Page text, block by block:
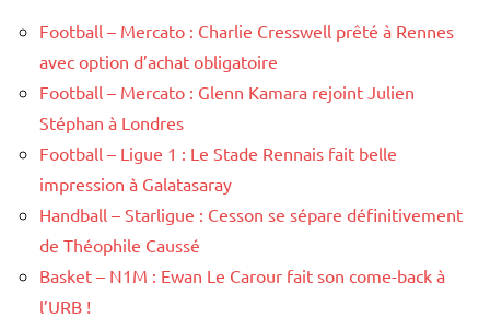
Football – Mercato : Charlie Cresswell prêté à Rennes
avec option d’achat obligatoire
Football – Mercato : Glenn Kamara rejoint Julien
Stéphan à Londres
Football – Ligue 1 : Le Stade Rennais fait belle
impression à Galatasaray
Handball – Starligue : Cesson se sépare définitivement
de Théophile Caussé
Basket – N1M : Ewan Le Carour fait son come-back à
l’URB !